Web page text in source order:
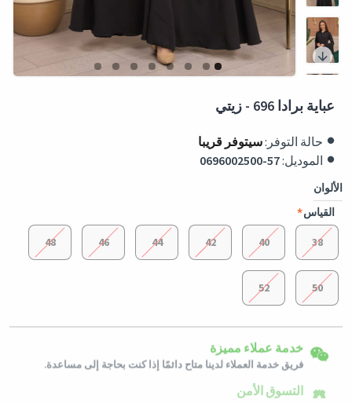
عباية برادا 696 - زيتي
حالة التوفر:سيتوفر قريبا
الموديل:0696002500-57
الألوان
القياس
38
40
42
44
46
48
50
52
شحن لكافة الدول
سيتم شحن هذا المنتج من
يمكن إرجاع المنتجات المؤهلة في حالتها الأصلية خلال 3 أيام من تاريخ
استلام الطلب.
خدمة عملاء مميزة
فريق خدمة العملاء لدينا متاح دائمًا إذا كنت بحاجة إلى مساعدة.
التسوق الأمن
خيارات الدفع الآمنة - تأمين الخصوصية خدمات لوجستية آمنة - حماية
المشتريات